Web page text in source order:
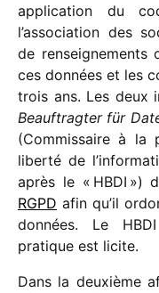
appli­ca­tion du
l’association des
de rensei­gne­ments
ces données et les
trois ans. Les deux
Beauftragter für
(Commissaire à la
liberté de
après le « HBDI »)
RGPD afin qu’il
données. Le
pratique est licite.
Dans la deuxième